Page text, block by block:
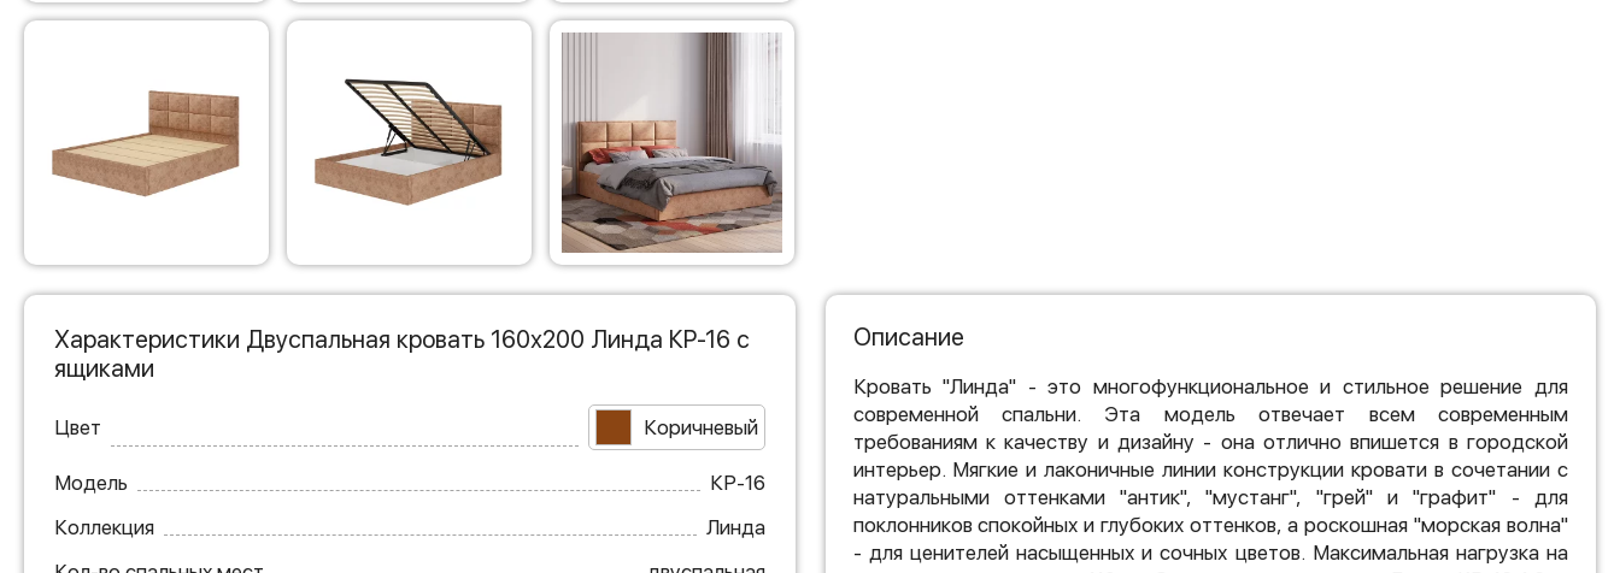
Характеристики Двуспальная кровать 160х200 Линда КР-16 с
ящиками
Цвет Коричневый
Модель
КР-16
Коллекция
Линда
Описание
Кровать "Линда" - это многофункциональное и стильное решение для
современной спальни. Эта модель отвечает всем современным
требованиям к качеству и дизайну - она отлично впишется в городской
интерьер. Мягкие и лаконичные линии конструкции кровати в сочетании с
натуральными оттенками "антик", "мустанг", "грей" и "графит" - для
поклонников спокойных и глубоких оттенков, а роскошная "морская волна"
- для ценителей насыщенных и сочных цветов. Максимальная нагрузка на